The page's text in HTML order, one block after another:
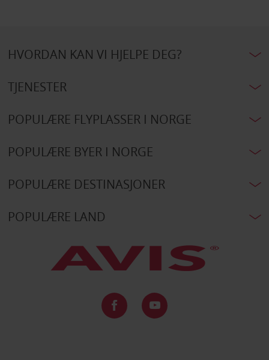
HVORDAN KAN VI HJELPE DEG?
TJENESTER
POPULÆRE FLYPLASSER I NORGE
POPULÆRE BYER I NORGE
POPULÆRE DESTINASJONER
POPULÆRE LAND